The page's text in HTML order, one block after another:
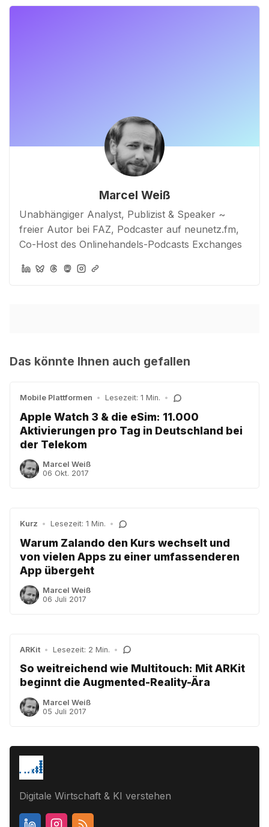
Marcel Weiß
Unabhängiger Analyst, Publizist & Speaker ~
freier Autor bei FAZ, Podcaster auf neunetz.fm,
Co-Host des Onlinehandels-Podcasts Exchanges
Das könnte Ihnen auch gefallen
Mobile Plattformen • Lesezeit: 1 Min. •
Apple Watch 3 & die eSim: 11.000
Aktivierungen pro Tag in Deutschland bei
der Telekom
Marcel Weiß
06 Okt. 2017
Kurz • Lesezeit: 1 Min. •
Warum Zalando den Kurs wechselt und
von vielen Apps zu einer umfassenderen
App übergeht
Marcel Weiß
06 Juli 2017
ARKit • Lesezeit: 2 Min. •
So weitreichend wie Multitouch: Mit ARKit
beginnt die Augmented-Reality-Ära
Marcel Weiß
05 Juli 2017
Digitale Wirtschaft & KI verstehen